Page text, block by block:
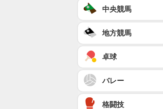
中央競馬
地方競馬
卓球
バレー
格闘技